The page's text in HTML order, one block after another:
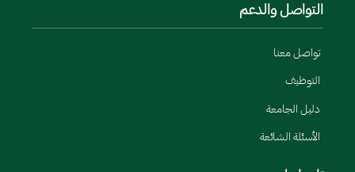
التواصل والدعم
تواصل معنا
التوظيف
دليل الجامعة
الأسئلة الشائعة